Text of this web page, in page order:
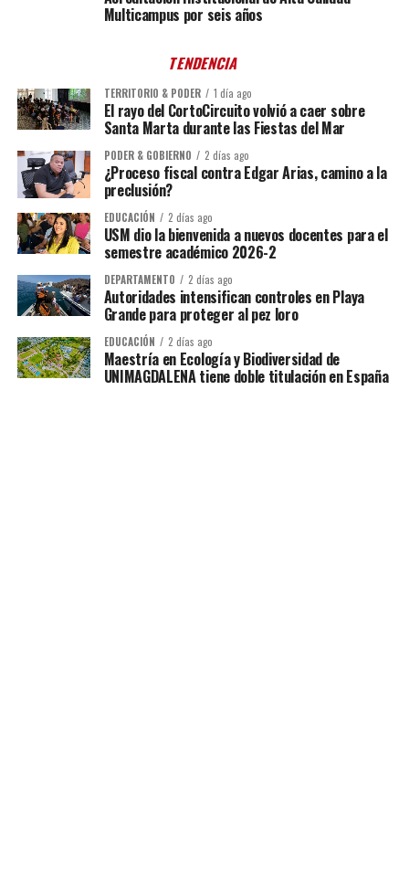
Multicampus por seis años
TENDENCIA
TERRITORIO & PODER 1 día ago
El rayo del CortoCircuito volvió a caer sobre
Santa Marta durante las Fiestas del Mar
PODER & GOBIERNO 2 días ago
¿Proceso fiscal contra Edgar Arias, camino a la
preclusión?
EDUCACIÓN 2 días ago
USM dio la bienvenida a nuevos docentes para el
semestre académico 2026-2
DEPARTAMENTO 2 días ago
Autoridades intensifican controles en Playa
Grande para proteger al pez loro
EDUCACIÓN 2 días ago
Maestría en Ecología y Biodiversidad de
UNIMAGDALENA tiene doble titulación en España